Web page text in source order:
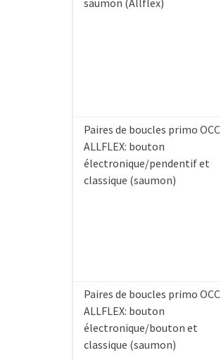
Paires de boucles primo OCC
ALLFLEX: bouton
électronique/pendentif et
classique (saumon)
Paires de boucles primo OCC
ALLFLEX: bouton
électronique/bouton et
classique (saumon)